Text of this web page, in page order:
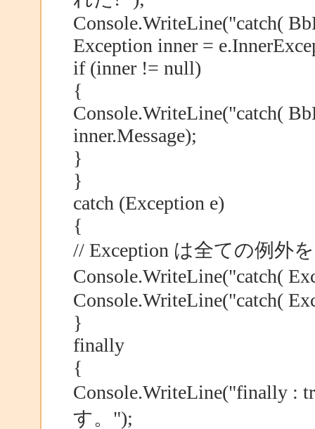
Console.WriteLine("catch(
Exception inner =
if (inner != null)
{
Console.WriteLine("catch(
inner.Message);
}
}
catch (Exception e)
{
// Exception は全ての例外
Console.WriteLine("catch(
Console.WriteLine("catch(
}
finally
{
Console.WriteLine("finally :
す。");